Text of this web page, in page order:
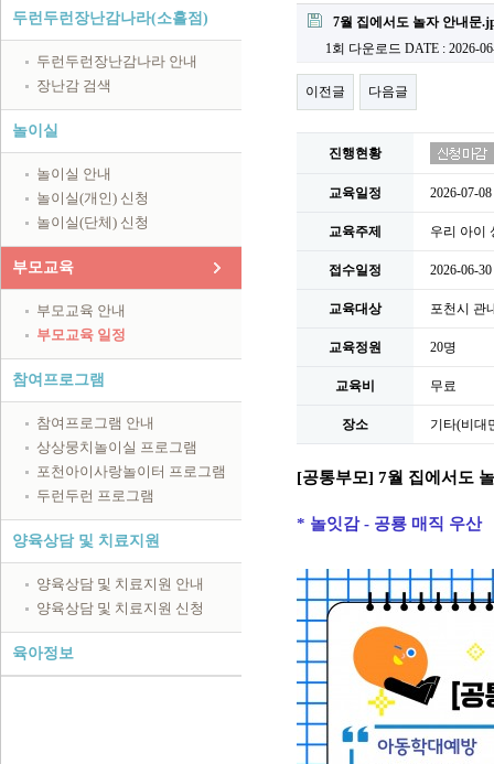
두런두런장난감나라(소흘점)
두런두런장난감나라 안내
장난감 검색
놀이실
놀이실 안내
놀이실(개인) 신청
놀이실(단체) 신청
부모교육
부모교육 안내
부모교육 일정
참여프로그램
참여프로그램 안내
상상뭉치놀이실 프로그램
포천아이사랑놀이터 프로그램
두런두런 프로그램
양육상담 및 치료지원
양육상담 및 치료지원 안내
양육상담 및 치료지원 신청
육아정보
첨부파일
7월 집에서도 놀자 안내문
1회 다운로드 DATE : 2026-
이전글 다음글
진행현황
교육일정 2026-07-
교육주제 우리 아이
접수일정 2026-06-
교육대상 포천시 관
교육정원 20명
교육비 무료
장소 기타(비대
[공통부모] 7월 집에서도
* 놀잇감 - 공룡 매직 우산